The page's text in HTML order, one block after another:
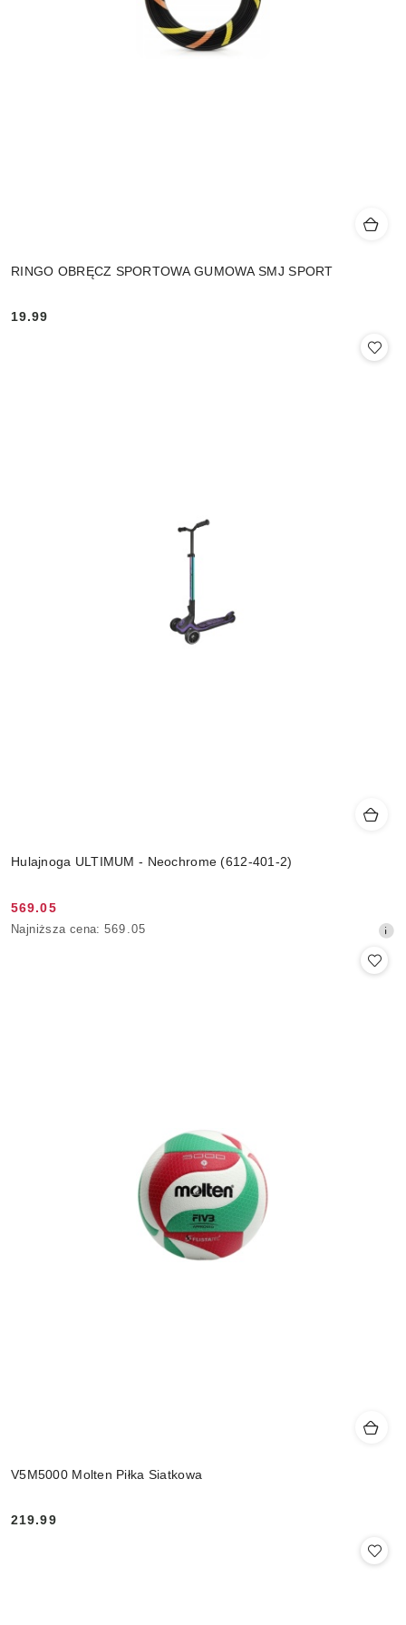
RINGO OBRĘCZ SPORTOWA GUMOWA SMJ SPORT
Cena:
19.99
Hulajnoga ULTIMUM - Neochrome (612-401-2)
Cena
promocyjna:
569.05
Najniższa
Najniższa cena: 569.05
V5M5000 Molten Piłka Siatkowa
Cena:
219.99